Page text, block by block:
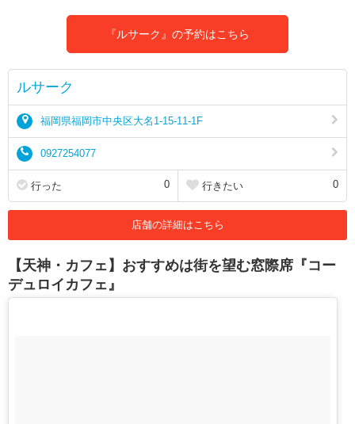
『ルサーク』の予約はこちら
ルサーク
福岡県福岡市中央区大名1-15-11-1F
0927254077
行った 0 行きたい 0
店舗の詳細はこちら
【天神・カフェ】おすすめは街を望む窓際席『コー
デュロイカフェ』